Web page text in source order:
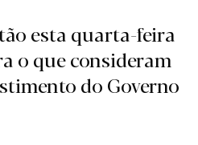
esta quarta-feira
o que consideram
do Governo